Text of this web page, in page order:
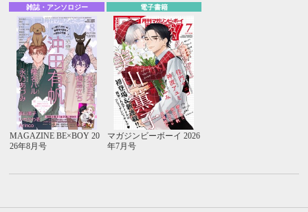
雑誌・アンソロジー
MAGAZINE BE×BOY 20
26年8月号
電子書籍
マガジンビーボーイ 2026
年7月号